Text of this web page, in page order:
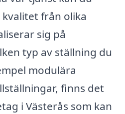
från olika
sig på
typ av ställning du
modulära
finns det
i Västerås som kan